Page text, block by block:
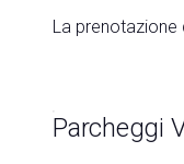
La prenotazione
Parcheggi